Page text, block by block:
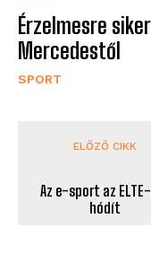
Érzelmesre
Mercedestől
SPORT
ELŐZŐ CIKK
Az e-sport az
hódít